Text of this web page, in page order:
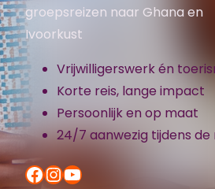
groepsreizen naar Ghana en
Ivoorkust
Vrijwilligerswerk én
Korte reis, lange impact
Persoonlijk en op maat
24/7 aanwezig tijdens de
Facebook InstagramYouTube